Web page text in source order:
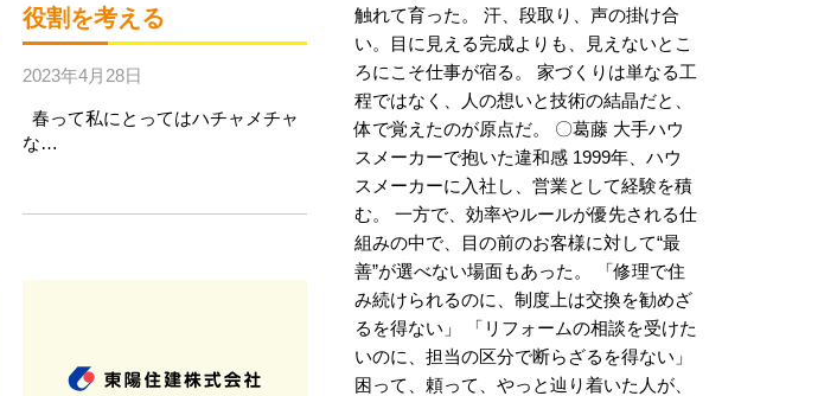
役割を考える
2023年4月28日
春って私にとってはハチャメチャ
な…
触れて育った。 汗、段取り、声の掛け合
い。目に見える完成よりも、見えないとこ
ろにこそ仕事が宿る。 家づくりは単なる工
程ではなく、人の想いと技術の結晶だと、
体で覚えたのが原点だ。 〇葛藤 大手ハウ
スメーカーで抱いた違和感 1999年、ハウ
スメーカーに入社し、営業として経験を積
む。 一方で、効率やルールが優先される仕
組みの中で、目の前のお客様に対して“最
善”が選べない場面もあった。 「修理で住
み続けられるのに、制度上は交換を勧めざ
るを得ない」 「リフォームの相談を受けた
いのに、担当の区分で断らざるを得ない」
困って、頼って、やっと辿り着いた人が、